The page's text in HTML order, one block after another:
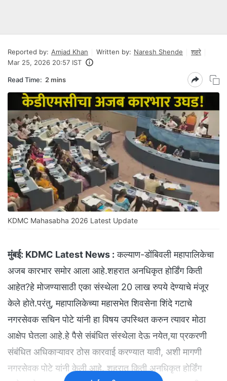
Reported by: Amjad Khan Written by: Naresh Shende
शहरे
Mar 25, 2026 20:57 IST
Read Time: 2 mins
KDMC Mahasabha 2026 Latest Update
मुंबई: KDMC Latest News : कल्याण-डोंबिवली महापालिकेचा
अजब कारभार समोर आला आहे.शहरात अनधिकृत होर्डिंग किती
आहेत?हे मोजण्यासाठी एका संस्थेला 20 लाख रुपये देण्याचे मंजूर
केले होते.परंतु, महापालिकेच्या महासभेत शिवसेना शिंदे गटाचे
नगरसेवक सचिन पोटे यांनी हा विषय उपस्थित करुन त्यावर मोठा
आक्षेप घेतला आहे.हे पैसे संबंधित संस्थेला देऊ नयेत,या प्रकरणी
संबंधित अधिकाऱ्यावर ठोस कारवाई करण्यात यावी, अशी मागणी
नगरसेवक पोटे यांनी केली आहे. शहरात किती अनधिकृत होर्डिंग